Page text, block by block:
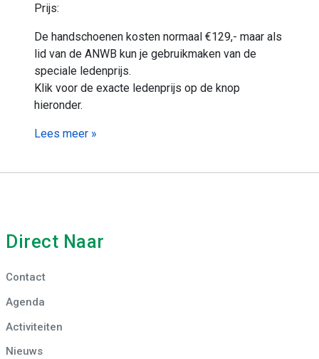
Prijs:
De handschoenen kosten normaal €129,- maar als
lid van de ANWB kun je gebruikmaken van de
speciale ledenprijs.
Klik voor de exacte ledenprijs op de knop
hieronder.
Lees meer »
Direct Naar
Contact
Agenda
Activiteiten
Nieuws